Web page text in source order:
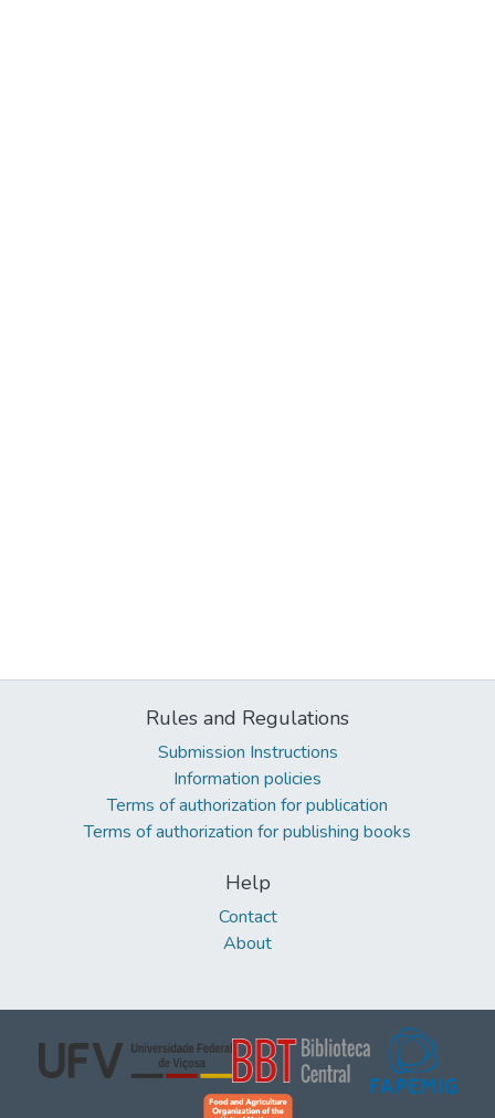
Rules and Regulations
Submission Instructions
Information policies
Terms of authorization for publication
Terms of authorization for publishing books
Help
Contact
About